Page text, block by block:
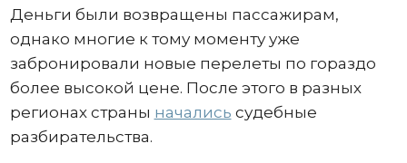
Деньги были возвращены пассажирам,
однако многие к тому моменту уже
забронировали новые перелеты по гораздо
более высокой цене. После этого в разных
регионах страны начались судебные
разбирательства.